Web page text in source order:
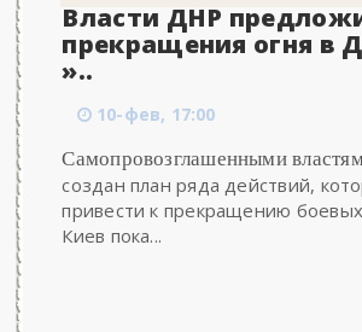
Власти ДНР
прекращения огня в
»..
10-фев, 17:00
Самопровозглашенными
создан план ряда действий,
привести к прекращению
Киев пока...